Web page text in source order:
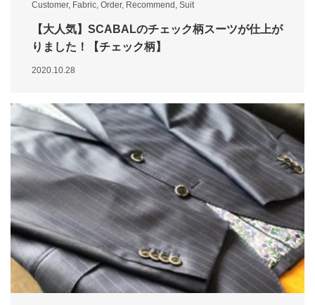
Customer, Fabric, Order, Recommend , Suit
【大人気】SCABALのチェック柄スーツが仕上が
りました！【チェック柄】
2020.10.28